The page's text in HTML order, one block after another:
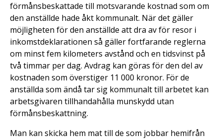
förmånsbeskattade till motsvarande kostnad som om
den anställde hade åkt kommunalt. När det gäller
möjligheten för den anställde att dra av för resor i
inkomstdeklarationen så gäller fortfarande reglerna
om minst fem kilometers avstånd och en tidsvinst på
två timmar per dag. Avdrag kan göras för den del av
kostnaden som överstiger 11 000 kronor. För de
anställda som ändå tar sig kommunalt till arbetet kan
arbetsgivaren tillhandahålla munskydd utan
förmånsbeskattning.
Man kan skicka hem mat till de som jobbar hemifrån